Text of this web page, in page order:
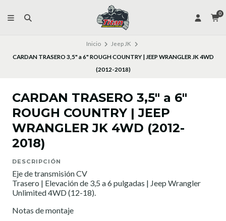
0
Inicio
Jeep JK
CARDAN TRASERO 3,5" a 6" ROUGH COUNTRY | JEEP WRANGLER JK 4WD
(2012-2018)
CARDAN TRASERO 3,5" a 6"
ROUGH COUNTRY | JEEP
WRANGLER JK 4WD (2012-
2018)
DESCRIPCIÓN
Eje de transmisión CV
Trasero | Elevación de 3,5 a 6 pulgadas | Jeep Wrangler
Unlimited 4WD (12-18).
Notas de montaje